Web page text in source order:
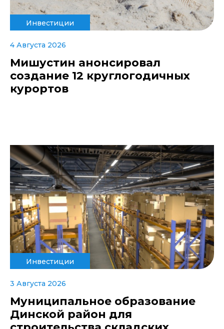
Инвестиции
4 Августа 2026
Мишустин анонсировал
создание 12 круглогодичных
курортов
Инвестиции
3 Августа 2026
Муниципальное образование
Динской район для